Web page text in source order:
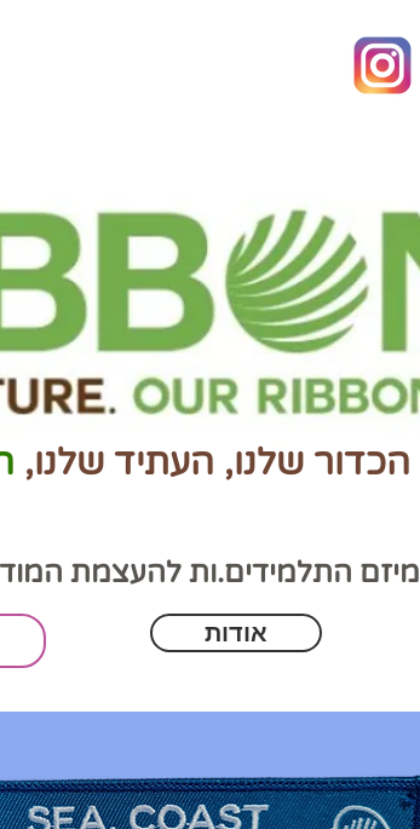
הכדור שלנו, העתיד שלנו,
מיזם התלמידים.ות להעצמת
אודות